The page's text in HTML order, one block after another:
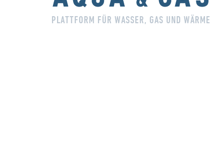
PLATTFORM FÜR WASSER, GAS UND WÄRME